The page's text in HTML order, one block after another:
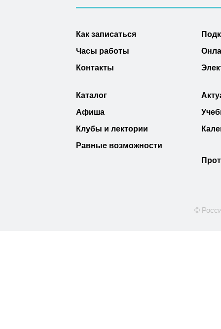
Как записаться
Часы работы
Контакты
Каталог
Афиша
Клубы и лектории
Равные возможности
©